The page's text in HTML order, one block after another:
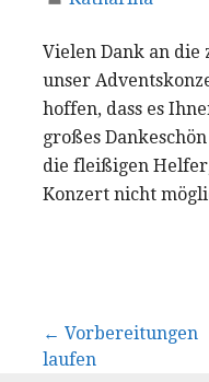
Vielen Dank an
unser
hoffen, dass es
großes
die fleißigen
Konzert nicht
Beitrags-
← Vorbereitungen
laufen